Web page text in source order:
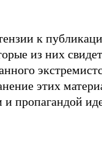
к
из них
этих
пропагандой